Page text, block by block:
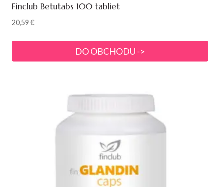
Finclub Betutabs 100 tabliet
20,59€
DO OBCHODU ->